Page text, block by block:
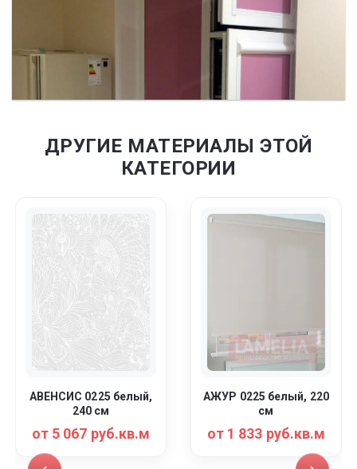
ДРУГИЕ МАТЕРИАЛЫ ЭТОЙ
КАТЕГОРИИ
АВЕНСИС 0225 белый,
240 см
от 5 067 руб.кв.м
АЖУР 0225 белый, 220
см
от 1 833 руб.кв.м